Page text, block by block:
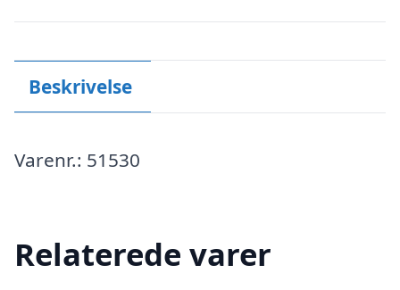
Beskrivelse
Varenr.: 51530
Relaterede varer